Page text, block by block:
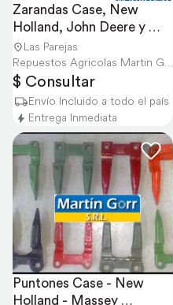
Zarandas Case, New
Holland, John Deere y
MAS - Consúltanos
Las Parejas
Repuestos Agricolas Martin Gorr S.R.L.
$ Consultar
Envío Incluido a todo el país
Entrega Inmediata
Puntones Case - New
Holland - Massey